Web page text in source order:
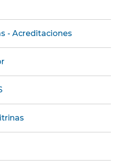
- Acreditaciones